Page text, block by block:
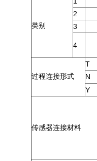
类别
2
3
4
过程连接形式
T
N
Y
传感器连接材料